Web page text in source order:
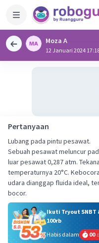
Moza A
12 Januari 2024
Pertanyaan
Lubang pada pintu pesawat.
Sebuah pesawat meluncur
luar pesawat 0,287 atm.
temperaturnya 20°C.
udara dianggap fluida ideal,
bocor.
Ikuti Tryout SNBT
100rb
Habis dalam
00 :